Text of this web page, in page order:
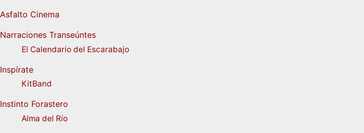
Asfalto Cinema
Narraciones Transeúntes
El Calendario del Escarabajo
Inspírate
KitBand
Instinto Forastero
Alma del Río